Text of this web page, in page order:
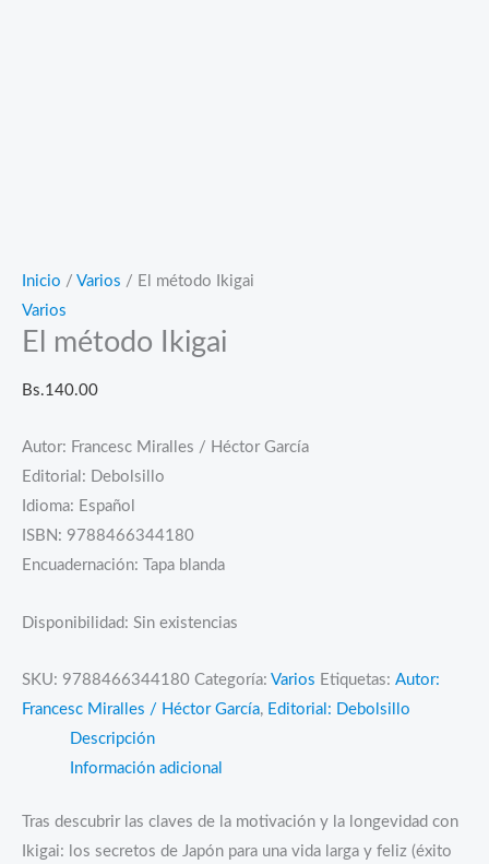
Inicio / Varios / El método Ikigai
Varios
El método Ikigai
Bs.140.00
Autor: Francesc Miralles / Héctor García
Editorial: Debolsillo
Idioma: Español
ISBN: 9788466344180
Encuadernación: Tapa blanda
Disponibilidad: Sin existencias
SKU: 9788466344180 Categoría: Varios Etiquetas: Autor:
Francesc Miralles / Héctor García, Editorial: Debolsillo
Descripción
Información adicional
Tras descubrir las claves de la motivación y la longevidad con
Ikigai: los secretos de Japón para una vida larga y feliz (éxito